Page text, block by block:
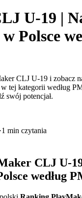
U-19 |
Polsce
CLJ U-19 i zobacz
tej kategorii według
swój potencjał.
·1 min czytania
CLJ U-
według